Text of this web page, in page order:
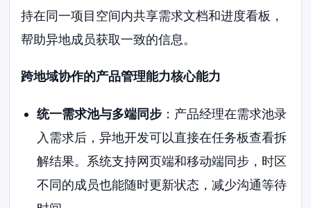
持在同一项目空间内共享需求文档和进度看板，
帮助异地成员获取一致的信息。
跨地域协作的产品管理能力核心能力
统一需求池与多端同步：产品经理在需求池录
入需求后，异地开发可以直接在任务板查看拆
解结果。系统支持网页端和移动端同步，时区
不同的成员也能随时更新状态，减少沟通等待